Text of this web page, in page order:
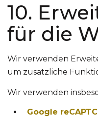
10.
für die
Wir verwenden
um zusätzliche
Wir verwenden
Google